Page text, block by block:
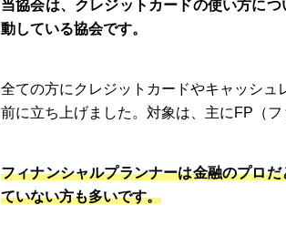
当協会は、クレジットカードの使い方に
動している協会です。
全ての方にクレジットカードやキャッシ
前に立ち上げました。対象は、主にFP（
フィナンシャルプランナーは金融のプロ
ていない方も多いです。